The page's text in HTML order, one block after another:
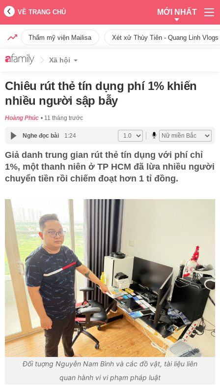
VỀ TRANG CHỦ MỚI NHẤT
Thẩm mỹ viện Mailisa Xét xử Thùy Tiên - Quang Linh
Xã hội
Chiêu rút thẻ tín dụng phí 1% khiến
nhiều người sập bẫy
Hoàng Phúc 11 tháng trước
Nghe đọc bài 1:24
Giả danh trung gian rút thẻ tín dụng với phí chỉ
1%, một thanh niên ở TP HCM đã lừa nhiều người
chuyển tiền rồi chiếm đoạt hơn 1 tỉ đồng.
Đối tuợng Nguyễn Nam Bình và các đồ vật, tài liệu liên
quan hành vi vi phạm pháp luật